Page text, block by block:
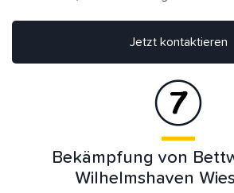
Jetzt kontaktieren
Bekämpfung von
Wilhelmshaven